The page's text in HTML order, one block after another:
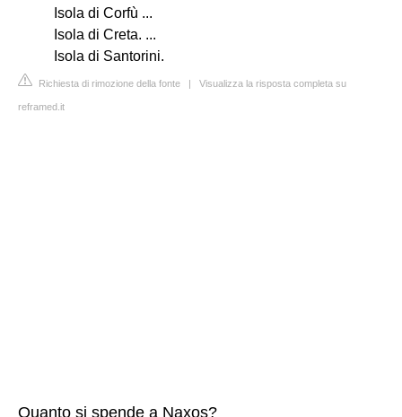
Isola di Corfù ...
Isola di Creta. ...
Isola di Santorini.
Richiesta di rimozione della fonte | Visualizza la risposta completa su
reframed.it
Quanto si spende a Naxos?